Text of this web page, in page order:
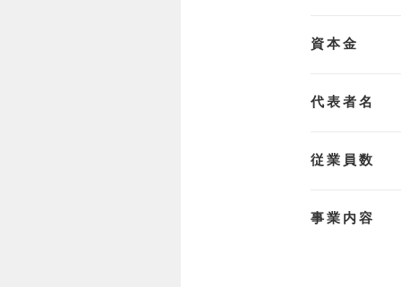
資本金
代表者名
従業員数
事業内容